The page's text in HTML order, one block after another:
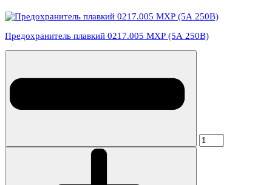
Предохранитель плавкий 0217.005 МХР (5А 250В)